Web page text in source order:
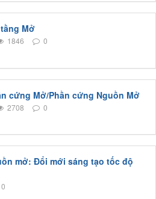
Mở
1846 0
cứng Mở/Phần cứng Nguồn Mở
2708 0
mở: Đổi mới sáng tạo tốc độ
0